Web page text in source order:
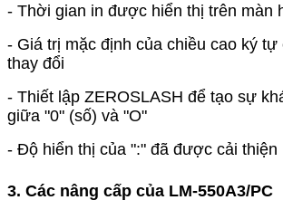
- Thời gian in được hiển thị trên màn
- Giá trị mặc định của chiều cao ký
thay đổi
- Thiết lập ZEROSLASH để tạo sự
giữa "0" (số) và "O"
- Độ hiển thị của ":" đã được cải thiện
3. Các nâng cấp của LM-550A3/PC